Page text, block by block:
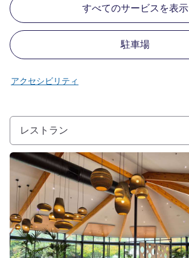
すべてのサービスを表示
駐車場
アクセシビリティ
レストラン
詳細を表示